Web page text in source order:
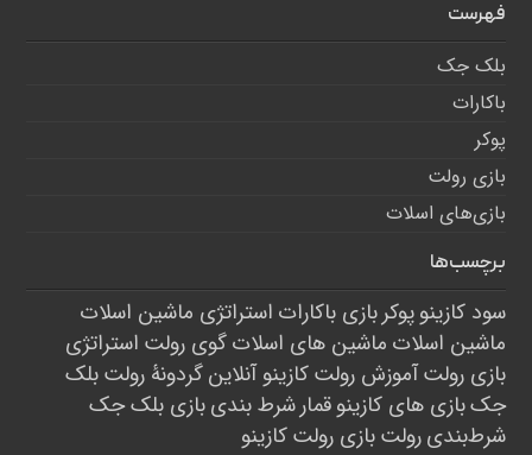
فهرست
بلک جک
باکارات
پوکر
بازی رولت
بازی‌های اسلات
برچسب‌ها
سود کازینوپوکربازی باکارات استراتژی ماشین اسلات
ماشین اسلات ماشین های اسلاتگوی رولت استراتژی
بازی رولتآموزش رولتکازینو آنلاینگردونۀ رولتبلک
جکبازی های کازینوقمارشرط بندیبازی بلک جک
شرط‌بندیرولتبازی رولتکازینو